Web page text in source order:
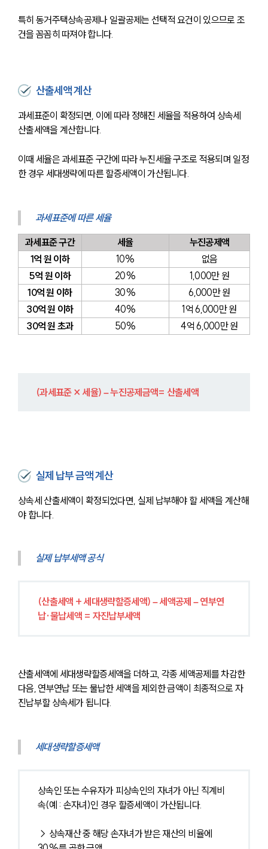
특히 동거주택상속공제나 일괄공제는 선택적 요건이 있으므로 조
건을 꼼꼼히 따져야 합니다.
산출세액 계산
과세표준이 확정되면, 이에 따라 정해진 세율을 적용하여 상속세
산출세액을 계산합니다.
이때 세율은 과세표준 구간에 따라 누진세율 구조로 적용되며 일정
한 경우 세대생략에 따른 할증세액이 가산됩니다.
과세표준에 따른 세율
과세표준 구간 세율
누진공제액
1억 원 이하
10%
없음
5억 원 이하
20%
1,000만 원
10억 원 이하
30%
6,000만 원
30억 원 이하
40%
1억 6,000만 원
30억 원 초과
50% 4억 6,000만 원
(과세표준 × 세율) – 누진공제금액= 산출세액
실제 납부 금액 계산
상속세 산출세액이 확정되었다면, 실제 납부해야 할 세액을 계산해
야 합니다.
실제 납부세액 공식
(산출세액 + 세대생략할증세액) – 세액공제 – 연부연
납·물납세액 = 자진납부세액
산출세액에 세대생략할증세액을 더하고, 각종 세액공제를 차감한
다음, 연부연납 또는 물납한 세액을 제외한 금액이 최종적으로 자
진납부할 상속세가 됩니다.
세대생략할증세액
상속인 또는 수유자가 피상속인의 자녀가 아닌 직계비
속(예 : 손자녀)인 경우 할증세액이 가산됩니다.
→ 상속재산 중 해당 손자녀가 받은 재산의 비율에